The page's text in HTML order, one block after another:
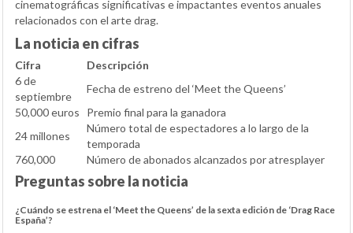
cinematográficas significativas e impactantes eventos anuales
relacionados con el arte drag.
La noticia en cifras
Cifra
Descripción
6 de
septiembre
Fecha de estreno del ‘Meet the Queens’
50,000 euros
Premio final para la ganadora
24 millones
Número total de espectadores a lo largo de la
temporada
760,000
Número de abonados alcanzados por atresplayer
Preguntas sobre la noticia
¿Cuándo se estrena el ‘Meet the Queens’ de la sexta edición de ‘Drag Race
España’?